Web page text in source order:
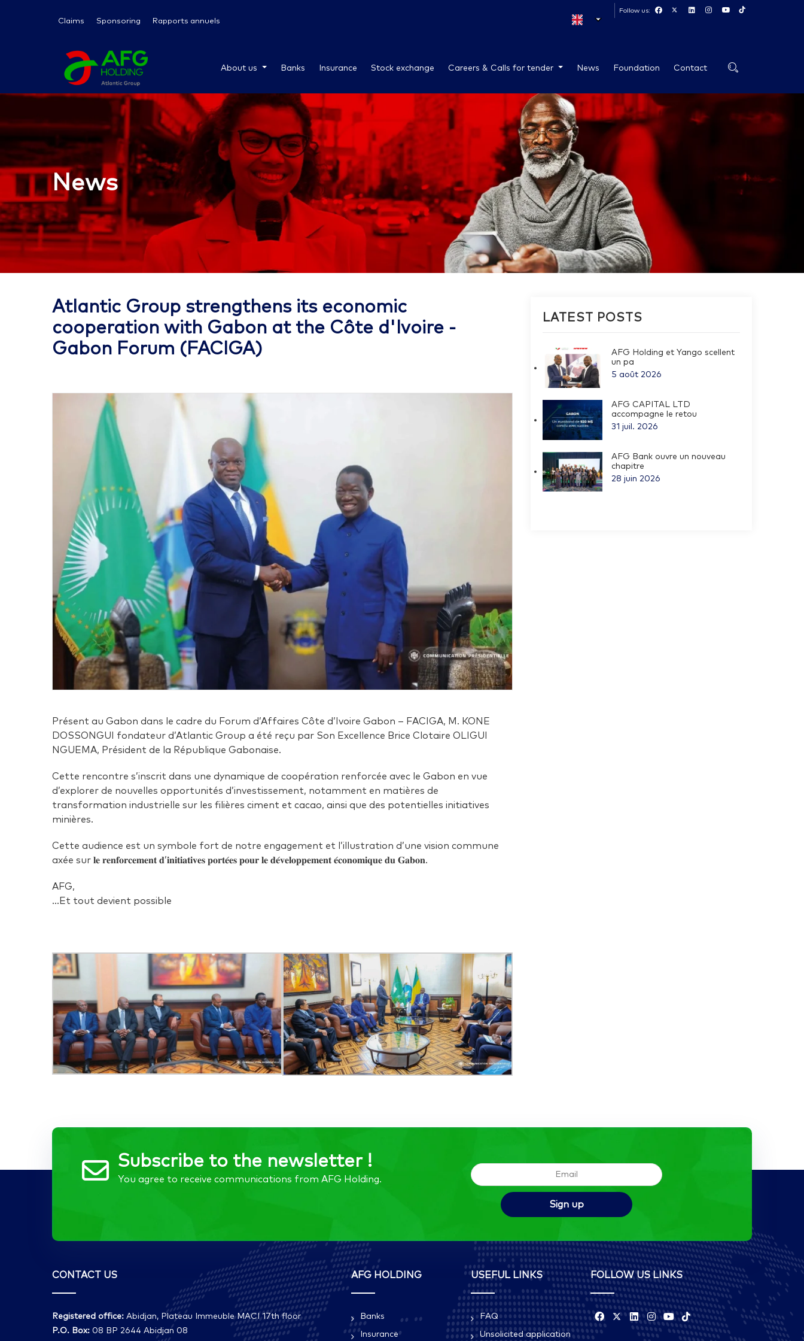
Claims Sponsoring Rapports annuels
Follow us:
About us Banks Insurance Stock exchange Careers & Calls for tender News Foundation Contact
News
Atlantic Group strengthens its economic
cooperation with Gabon at the Côte d'Ivoire -
Gabon Forum (FACIGA)
Présent au Gabon dans le cadre du Forum d’Affaires Côte d’Ivoire Gabon – FACIGA, M. KONE
DOSSONGUI fondateur d’Atlantic Group a été reçu par Son Excellence Brice Clotaire OLIGUI
NGUEMA, Président de la République Gabonaise.
Cette rencontre s’inscrit dans une dynamique de coopération renforcée avec le Gabon en vue
d’explorer de nouvelles opportunités d’investissement, notamment en matières de
transformation industrielle sur les filières ciment et cacao, ainsi que des potentielles initiatives
minières.
Cette audience est un symbole fort de notre engagement et l’illustration d’une vision commune
axée sur 𝐥𝐞 𝐫𝐞𝐧𝐟𝐨𝐫𝐜𝐞𝐦𝐞𝐧𝐭 𝐝’𝐢𝐧𝐢𝐭𝐢𝐚𝐭𝐢𝐯𝐞𝐬 𝐩𝐨𝐫𝐭𝐞́𝐞𝐬 𝐩𝐨𝐮𝐫 𝐥𝐞 𝐝𝐞́𝐯𝐞𝐥𝐨𝐩𝐩𝐞𝐦𝐞𝐧𝐭 𝐞́𝐜𝐨𝐧𝐨𝐦𝐢𝐪𝐮𝐞 𝐝𝐮 𝐆𝐚𝐛𝐨𝐧.
AFG,
…Et tout devient possible
LATEST POSTS
AFG Holding et Yango scellent
un pa
5 août 2026
AFG CAPITAL LTD
accompagne le retou
31 juil. 2026
AFG Bank ouvre un nouveau
chapitre
28 juin 2026
Subscribe to the newsletter !
You agree to receive communications from AFG Holding.
CONTACT US
Registered office: Abidjan, Plateau Immeuble MACI 17th floor
P.O. Box: 08 BP 2644 Abidjan 08
AFG HOLDING
Banks
Insurance
USEFUL LINKS
FAQ
Unsolicited application
FOLLOW US LINKS